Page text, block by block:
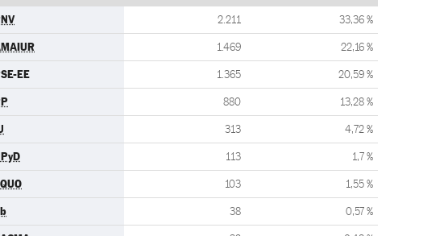
2.211 33,36 %
1.469 22,16 %
EE 1.365 20,59 %
880 13,28 %
313 4,72 %
113 1,7 %
103 1,55 %
38 0,57 %